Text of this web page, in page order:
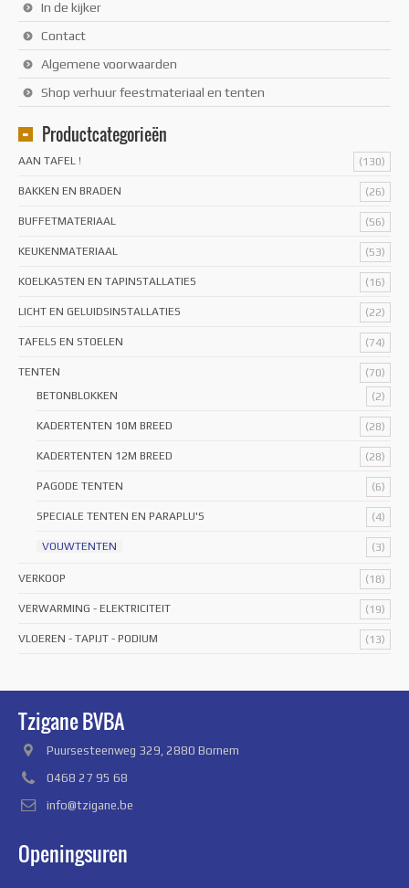
In de kijker
Contact
Algemene voorwaarden
Shop verhuur feestmateriaal en tenten
Productcategorieën
AAN TAFEL ! (130)
BAKKEN EN BRADEN (26)
BUFFETMATERIAAL (56)
KEUKENMATERIAAL (53)
KOELKASTEN EN TAPINSTALLATIES (16)
LICHT EN GELUIDSINSTALLATIES (22)
TAFELS EN STOELEN (74)
TENTEN
(70)
BETONBLOKKEN
(2)
KADERTENTEN 10M BREED (28)
KADERTENTEN 12M BREED (28)
PAGODE TENTEN (6)
SPECIALE TENTEN EN PARAPLU'S (4)
VOUWTENTEN (3)
VERKOOP (18)
VERWARMING - ELEKTRICITEIT (19)
VLOEREN - TAPIJT - PODIUM (13)
Tzigane BVBA
Puursesteenweg 329, 2880 Bornem
0468 27 95 68
info@tzigane.be
Openingsuren